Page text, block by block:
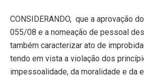
CONSIDERANDO, que a aprovação
055/08 e a nomeação de pessoal
também caracterizar ato de
tendo em vista a violação dos
impessoalidade, da moralidade e da